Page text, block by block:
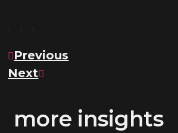
Previous
Next
more insights